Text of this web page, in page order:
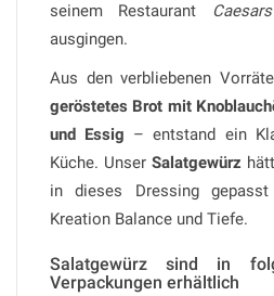
seinem Restaurant
ausgingen.
Aus den verbliebenen
geröstetes Brot mit
und Essig – entstand ein
Küche. Unser Salatgewürz
in dieses Dressing
Kreation Balance und Tiefe.
Salatgewürz sind in
Verpackungen erhältlich